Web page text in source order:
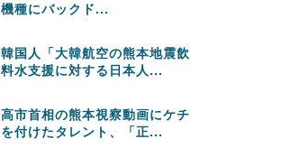
機種にバックド...
韓国人「大韓航空の熊本地震飲
料水支援に対する日本人...
高市首相の熊本視察動画にケチ
を付けたタレント、「正...